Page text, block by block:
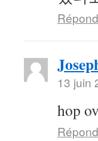
13 juin
hop